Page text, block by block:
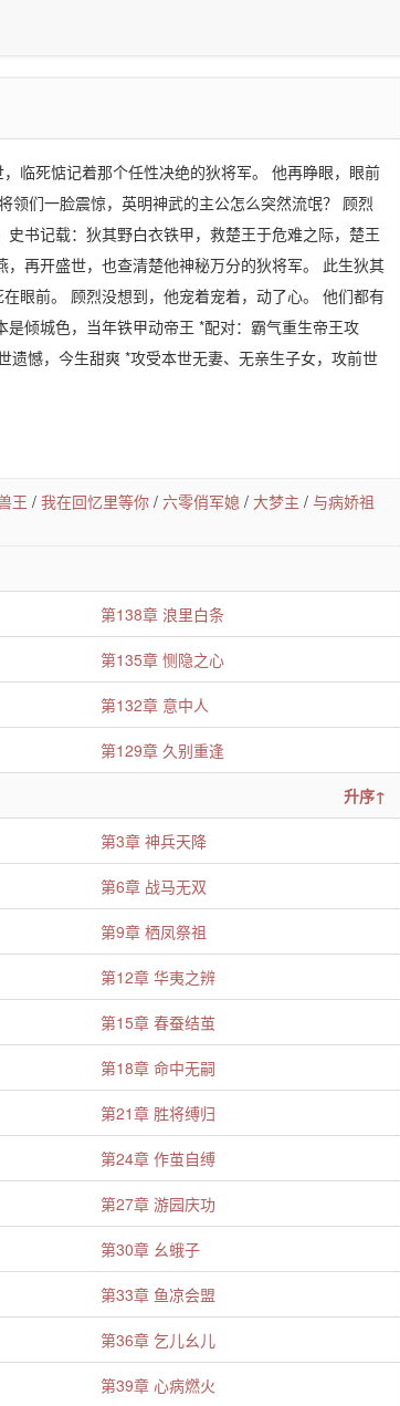
临死惦记着那个任性决绝的狄将军。 他再睁眼，眼前
领们一脸震惊，英明神武的主公怎么突然流氓？ 顾烈
书记载：狄其野白衣铁甲，救楚王于危难之际，楚王
再开盛世，也查清楚他神秘万分的狄将军。 此生狄其
眼前。 顾烈没想到，他宠着宠着，动了心。 他们都有
倾城色，当年铁甲动帝王 *配对：霸气重生帝王攻
遗憾，今生甜爽 *攻受本世无妻、无亲生子女，攻前世
王 / 我在回忆里等你 / 六零俏军媳 / 大梦主 / 与病娇祖
第138章 浪里白条
第135章 恻隐之心
第132章 意中人
第129章 久别重逢
升序↑
第3章 神兵天降
第6章 战马无双
第9章 栖凤祭祖
第12章 华夷之辨
第15章 春蚕结茧
第18章 命中无嗣
第21章 胜将缚归
第24章 作茧自缚
第27章 游园庆功
第30章 幺蛾子
第33章 鱼凉会盟
第36章 乞儿幺儿
第39章 心病燃火